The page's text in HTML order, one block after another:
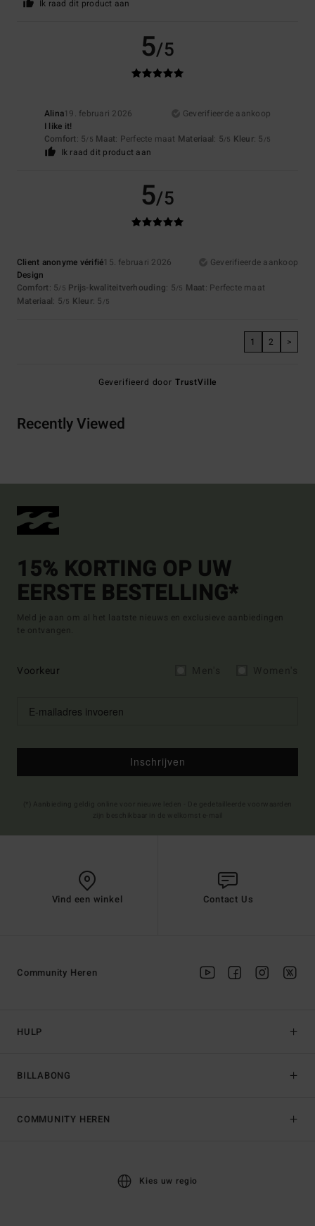
Ik raad dit product aan
5/5
Alina19. februari 2026
Geverifieerde aankoop
I like it!
Comfort: 5/5 Maat: Perfecte maat Materiaal: 5/5 Kleur: 5 /5
Ik raad dit product aan
5/5
Client anonyme vérifié15. februari 2026
Geverifieerde aankoop
Design
Comfort: 5/5 Prijs-kwaliteitverhouding: 5/5 Maat: Perfecte maat
Materiaal: 5/5 Kleur: 5 /5
1 2 >
Geverifieerd door TrustVille
Recently Viewed
15% KORTING OP UW
EERSTE BESTELLING*
Meld je aan om al het laatste nieuws en exclusieve aanbiedingen
te ontvangen.
Voorkeur
Inschrijven
Vind een winkel Contact Us
HULP
BILLABONG
Community Heren
COMMUNITY HEREN
Kies uw regio